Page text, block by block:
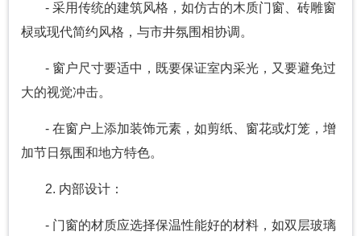
- 采用传统的建筑风格，如仿古的木质门窗、砖雕窗
棂或现代简约风格，与市井氛围相协调。
- 窗户尺寸要适中，既要保证室内采光，又要避免过
大的视觉冲击。
- 在窗户上添加装饰元素，如剪纸、窗花或灯笼，增
加节日氛围和地方特色。
2. 内部设计：
- 门窗的材质应选择保温性能好的材料，如双层玻璃